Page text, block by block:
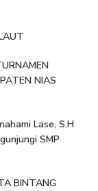
NIAS
Lase, S.H
SMP
BINTANG